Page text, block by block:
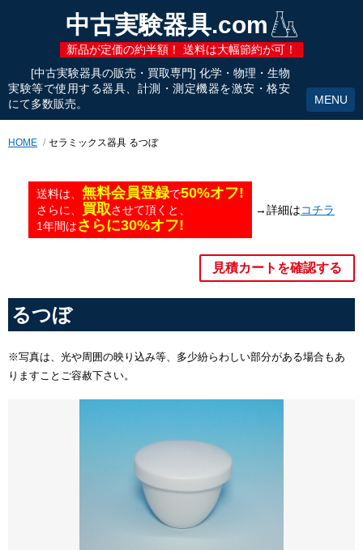
中古実験器具.com
新品が定価の約半額！ 送料は大幅節約が可！
[中古実験器具の販売・買取専門] 化学・物理・生物
実験等で使用する器具、計測・測定機器を激安・格安
にて多数販売。
HOME セラミックス器具 るつぼ
送料は、 無料会員登録で50%オフ!
さらに、 買取させて頂くと、
1年間はさらに30%オフ!
→詳細はコチラ
見積カートを確認する
るつぼ
※写真は、光や周囲の映り込み等、多少紛らわしい部分がある場合もあ
りますことご容赦下さい。